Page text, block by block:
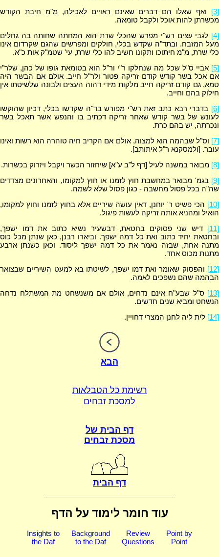
[3]
ואף שאלו הם דברים שאינם ראויים לאכילה, מ"מ חיבת הקודש
מכשרתן להות אוכל ולקבל טומאה.
[4]
לגבי עצים רש"י מפרש שהכלי שרת הוא המחתה שחותה בה גחלים
מעל המזבח. ובתד"ה שקדש בכלי, חולקים ומפרשים שהגם שקרדום אינו
כלי שרת, מ"מ חיתוכו ותקונו חשיב להו כלי שרת, עי' שטמ"ק אות כ"א.
[5]
אביי ס"ל שכל מה שנחלקו ר"י ור"ל הוא בטומאת גופו של כהן, שלר"י
אם אכל בשר קודש קודם זריקה פטור ולר"ל חייב. אולם אם הבשר היה
טמא, גם קודם זריקה חייב מלקות מידי דהוה העצים ולבונה שלשיטתו אין
חילוק בהם וחייב.
[6]
בדברי רבא כתב זאת רש"י מפורש בד"ה שקדשו בכלי, דכיון שהוקשו
לעונש של בשר קודש שאחר זריקה דכתיב בו והנפש אשר תאכל בשר
ונכרתה, יש בהם כרת.
[7]
וס"ל שבהמה הוא למצוה, אולם אם הקריב חיה טוהרה הוא רשות ואינו
עובר. [ולמסקנא ר"ל איתותב].
[8]
מבואר במשנה לעיל [דף ל"ב ע"א] שיחזור הכשר ויקבל ויזרוק בכשרות.
[9]
בגמ' מבואר במחשבת חוץ לזמנו או חוץ למקומו, והאחרונים מצדדים
שה"ה בכל פסול מחשבה - כגון פסול שלא לשמה.
[10]
הכי פשיט ר' יוחנן, דאין עושה שיריים אלא בחוץ לזמנו וחוץ למקומו,
הואיל ומהניא אותה זריקה לעשות פיגול.
[11]
דיש שני פסוקים בחטאת, דבשעיר נשיא כתוב את דמו ישפך,
ובחטאת יחיד כתוב ואת כל דמה ישפך. וביארו רבנן, כאן שנתן מכל כוס
מתנה אחת, שבזה נאמר את כל דמה ישפך ליסוד. וכאן כשנתן ארבע
מתנות מכוס אחד.
[12]
והפסוק שאומר ואת דמו ישפך, לשיטתו בא למעט השיריים שבצואר
הבהמה שהם נשפכים לאמה.
[13]
ס"ל שבע"ח אינם נדחים, אולם אם משנשחט מת המשתלח נדחה
הנשחט ומביא שנים חדשים.
[14]
לית ליה לחנן המצרי דחויין.
הבא
רשימת כל הטבלאות
למסכת זבחים
דף הבית של
מסכת זבחים
דף הבית
עוד חומר לימוד על הדף
Insights to
the Daf
Background
to the Daf
Review
Questions
Point by
Point